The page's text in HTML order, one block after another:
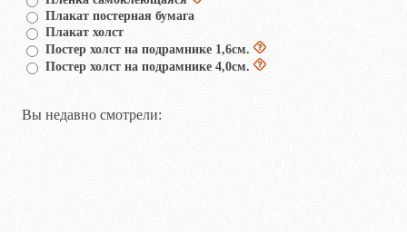
Плакат постерная бумага
Плакат холст
Постер холст на подрамнике 1,6см.
Постер холст на подрамнике 4,0см.
Вы недавно смотрели: